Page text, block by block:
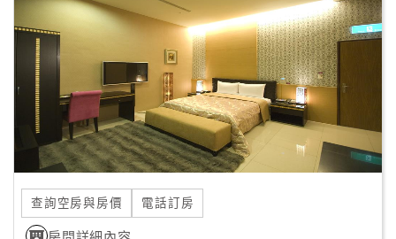
意
度
訂
單
查詢空房與房價 電話訂房